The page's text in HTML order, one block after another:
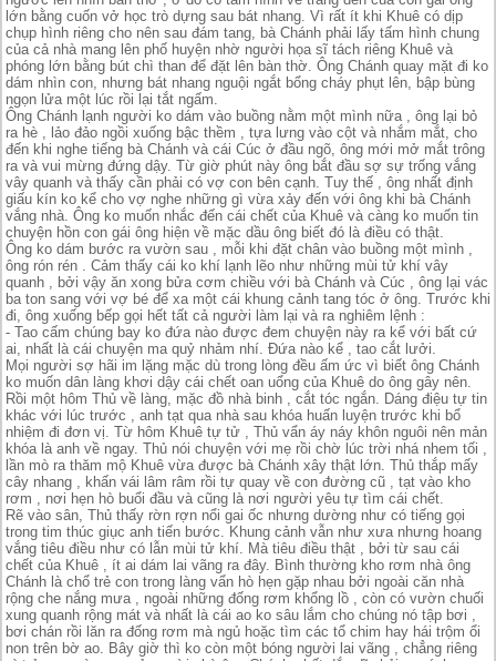
lớn bằng cuốn vở học trò dựng sau bát nhang. Vì rất ít khi Khuê có dịp
chụp hình riêng cho nên sau đám tang, bà Chánh phải lấy tấm hình chung
của cả nhà mang lên phố huyện nhờ người họa sĩ tách riêng Khuê và
phóng lớn bằng bút chì than để đặt lên bàn thờ. Ông Chánh quay mặt đi ko
dám nhìn con, nhưng bát nhang nguội ngắt bổng cháy phụt lên, bập bùng
ngọn lửa một lúc rồi lại tắt ngấm.
Ông Chánh lạnh người ko dám vào buồng nằm một mình nữa , ông lại bỏ
ra hè , lảo đảo ngồi xuống bậc thềm , tựa lưng vào cột và nhắm mắt, cho
đến khi nghe tiếng bà Chánh và cái Cúc ở đầu ngõ, ông mới mở mắt trông
ra và vui mừng đứng dậy. Từ giờ phút này ông bắt đầu sợ sự trống vắng
vây quanh và thấy cần phải có vợ con bên cạnh. Tuy thế , ông nhất định
giấu kín ko kể cho vợ nghe những gì vừa xảy đến với ông khi bà Chánh
vắng nhà. Ông ko muốn nhắc đến cái chết của Khuê và càng ko muốn tin
chuyện hồn con gái ông hiện về mặc dầu ông biết đó là điều có thật.
Ông ko dám bước ra vườn sau , mỗi khi đặt chân vào buồng một mình ,
ông rón rén . Cảm thấy cái ko khí lạnh lẽo như những mùi tử khí vây
quanh , bởi vậy ăn xong bửa cơm chiều với bà Chánh và Cúc , ông lại vác
ba ton sang với vợ bé để xa một cái khung cảnh tang tóc ở ông. Trước khi
đi, ông xuống bếp gọi hết tất cả người làm lại và ra nghiêm lệnh :
- Tao cấm chúng bay ko đứa nào được đem chuyện này ra kể với bất cứ
ai, nhất là cái chuyện ma quỷ nhảm nhí. Đứa nào kể , tao cắt lưởi.
Mọi người sợ hãi im lặng mặc dù trong lòng đều ấm ức vì biết ông Chánh
ko muốn dân làng khơi dậy cái chết oan uổng của Khuê do ông gây nên.
Rồi một hôm Thủ về làng, mặc đồ nhà binh , cắt tóc ngắn. Dáng điệu tự tin
khác với lúc trước , anh tạt qua nhà sau khóa huấn luyện trước khi bổ
nhiệm đi đơn vị. Từ hôm Khuê tự tử , Thủ vẩn áy náy khôn nguôi nên mản
khóa là anh về ngay. Thủ nói chuyện với mẹ rồi chờ lúc trời nhá nhem tối ,
lần mò ra thăm mộ Khuê vừa được bà Chánh xây thật lớn. Thủ thắp mấy
cây nhang , khấn vái lâm râm rồi tự quay về con đường cũ , tạt vào kho
rơm , nơi hẹn hò buổi đầu và cũng là nơi người yêu tự tìm cái chết.
Rẽ vào sân, Thủ thấy rờn rợn nổi gai ốc nhưng dường như có tiếng gọi
trong tim thúc giục anh tiến bước. Khung cảnh vẫn như xưa nhưng hoang
vắng tiêu điều như có lẫn mùi tử khí. Mà tiêu điều thật , bởi từ sau cái
chết của Khuê , ít ai dám lai vãng ra đây. Bình thường kho rơm nhà ông
Chánh là chổ trẻ con trong làng vẩn hò hẹn gặp nhau bởi ngoài căn nhà
rộng che nắng mưa , ngoài những đống rơm khổng lồ , còn có vườn chuối
xung quanh rộng mát và nhất là cái ao ko sâu lắm cho chúng nó tập bơi ,
bơi chán rồi lăn ra đống rơm mà ngủ hoặc tìm các tổ chim hay hái trộm ổi
non trên bờ ao. Bây giờ thì ko còn một bóng người lai vãng , chẳng riêng